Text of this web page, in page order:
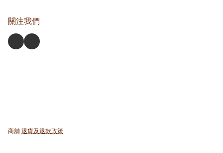
關注我們
商舖 退貨及退款政策